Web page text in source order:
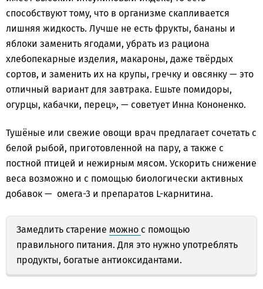
способствуют тому, что в организме скапливается
лишняя жидкость. Лучше не есть фрукты, бананы и
яблоки заменить ягодами, убрать из рациона
хлебопекарные изделия, макароны, даже твёрдых
сортов, и заменить их на крупы, гречку и овсянку — это
отличный вариант для завтрака. Ешьте помидоры,
огурцы, кабачки, перец», — советует Инна Кононенко.
Тушёные или свежие овощи врач предлагает сочетать с
белой рыбой, приготовленной на пару, а также с
постной птицей и нежирным мясом. Ускорить снижение
веса возможно и с помощью биологически активных
добавок — омега-3 и препаратов L-карнитина.
Замедлить старение можно с помощью
правильного питания. Для это нужно употреблять
продукты, богатые антиоксидантами.